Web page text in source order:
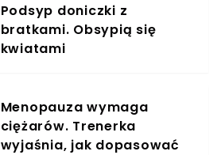
Podsyp doniczki z
bratkami. Obsypią się
kwiatami
Menopauza wymaga
ciężarów. Trenerka
wyjaśnia, jak dopasować